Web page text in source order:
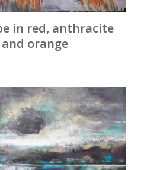
in red, anthracite
and orange